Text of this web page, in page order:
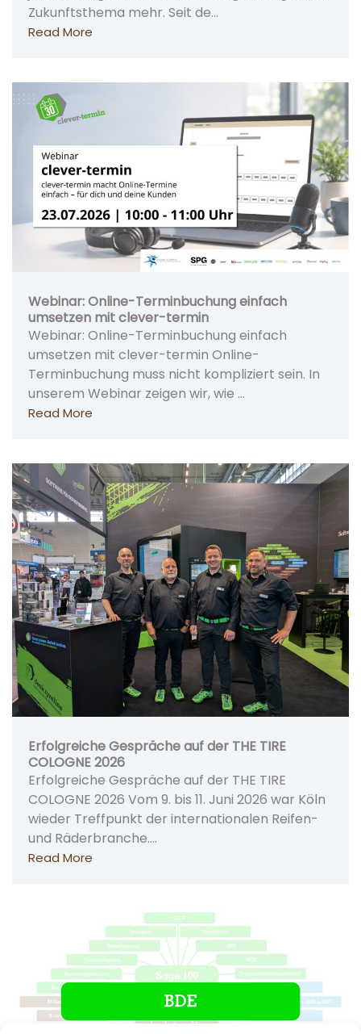
Zukunftsthema mehr. Seit de…
Read More
Webinar: Online-Terminbuchung einfach
umsetzen mit clever-termin
Webinar: Online-Terminbuchung einfach
umsetzen mit clever-termin Online-
Terminbuchung muss nicht kompliziert sein. In
unserem Webinar zeigen wir, wie …
Read More
Erfolgreiche Gespräche auf der THE TIRE
COLOGNE 2026
Erfolgreiche Gespräche auf der THE TIRE
COLOGNE 2026 Vom 9. bis 11. Juni 2026 war Köln
wieder Treffpunkt der internationalen Reifen-
und Räderbranche.…
Read More